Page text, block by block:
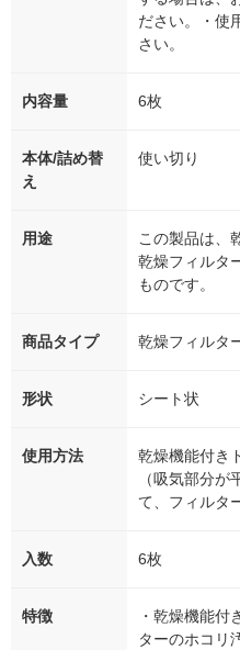
ださい。・使
さい。
内容量 6枚
本体/詰め替
え
使い切り
用途
この製品は、
乾燥フィルタ
ものです。
商品タイプ 乾燥フィルタ
形状 シート状
使用方法
乾燥機能付き
（吸気部分
て、フィルタ
入数 6枚
特徴
・乾燥機能付
ターのホコリ